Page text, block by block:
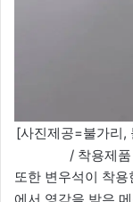
[사진제공=불가리,
/ 착용제
또한 변우석이 착